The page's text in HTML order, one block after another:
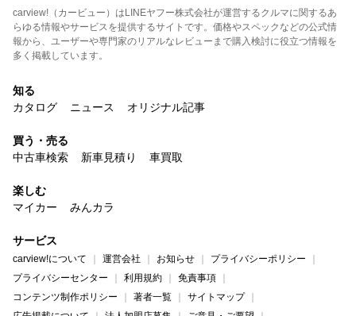
carview!（カービュー）はLINEヤフー株式会社が運営するクルマに関するあ
らゆる情報やサービスを提供するサイトです。価格やスペックなどの公式情
報から、ユーザーや専門家のリアルなレビューまで購入検討に役立つ情報を
多く掲載しています。
知る
カタログ
ニュース オリジナル記事
買う・売る
中古車検索
新車見積り 車買取
楽しむ
マイカー
みんカラ
サービス
carview!について 運営会社 お知らせ
プライバシーポリシー
プライバシーセンター
利用規約
免責事項
コンテンツ制作ポリシー
著者一覧
サイトマップ